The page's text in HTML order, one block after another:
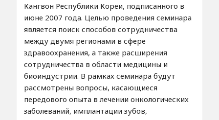
Кангвон Республики Кореи, подписанного в
июне 2007 года. Целью проведения семинара
является поиск способов сотрудничества
между двумя регионами в сфере
здравоохранения, а также расширения
сотрудничества в области медицины и
биоиндустрии. В рамках семинара будут
рассмотрены вопросы, касающиеся
передового опыта в лечении онкологических
заболеваний, имплантации зубов,